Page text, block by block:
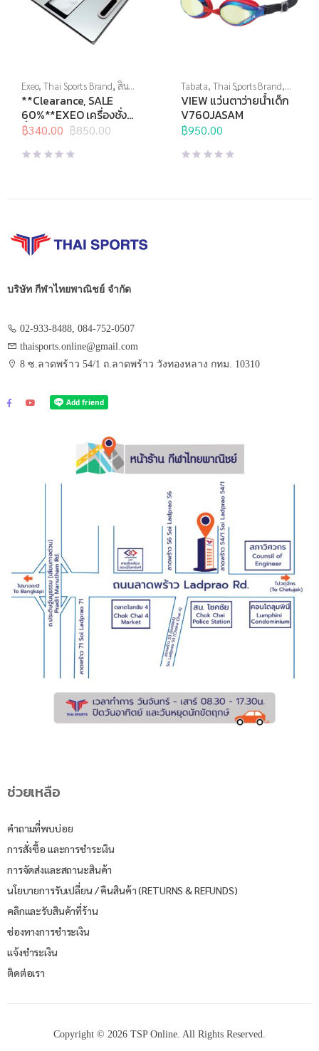
Exeo,Thai Sports Brand, สิน
ค้าล็อตสุดท้าย,อุปกรณ์เพื่อ
สุขภาพ,เครื่องชั่งน้ำหนัก, เครื่อง
ชั่งน้ำหนักวัดไขมัน
**Clearance, SALE
60%**EXEO เครื่องชั่ง
น้ำหนัก ดิจิทอล Body
฿850.00
Original
price
was:
฿340.00
Current
price
is:
Tabata, Thai Sports Brand,
View,กีฬาทางน้ำ,แว่นตาว่าย
น้ำ,แว่นตาว่ายน้ำสำหรับเด็ก,
แว่นตาว่ายน้ำแข่งขัน
VIEW แว่นตาว่ายน้ำเด็ก
V760JASAM
฿950.00
บริษัท กีฬาไทยพาณิชย์ จำกัด
02-933-8488, 084-752-0507
thaisports.online@gmail.com
8 ซ.ลาดพร้าว 54/1 ถ.ลาดพร้าว วังทองหลาง กทม. 10310
ช่วยเหลือ
คำถามที่พบบ่อย
การสั่งซื้อ และการชำระเงิน
การจัดส่งและสถานะสินค้า
นโยบายการรับเปลี่ยน / คืนสินค้า (RETURNS & REFUNDS)
คลิกและรับสินค้าที่ร้าน
ช่องทางการชำระเงิน
แจ้งชำระเงิน
ติดต่อเรา
Copyright © 2026 TSP Online. All Rights Reserved.